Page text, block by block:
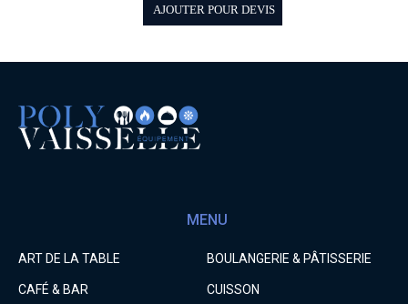
AJOUTER POUR DEVIS
MENU
ART DE LA TABLE BOULANGERIE & PÂTISSERIE
CAFÉ & BAR CUISSON